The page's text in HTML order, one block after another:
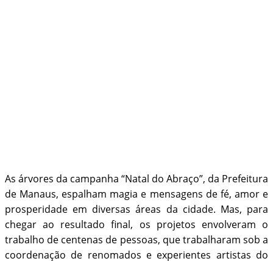
As árvores da campanha “Natal do Abraço”, da Prefeitura
de Manaus, espalham magia e mensagens de fé, amor e
prosperidade em diversas áreas da cidade. Mas, para
chegar ao resultado final, os projetos envolveram o
trabalho de centenas de pessoas, que trabalharam sob a
coordenação de renomados e experientes artistas do